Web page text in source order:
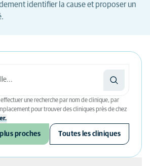
identifier la cause et proposer un
une recherche par nom de clinique, par
pour trouver des cliniques près de chez
proches Toutes les cliniques